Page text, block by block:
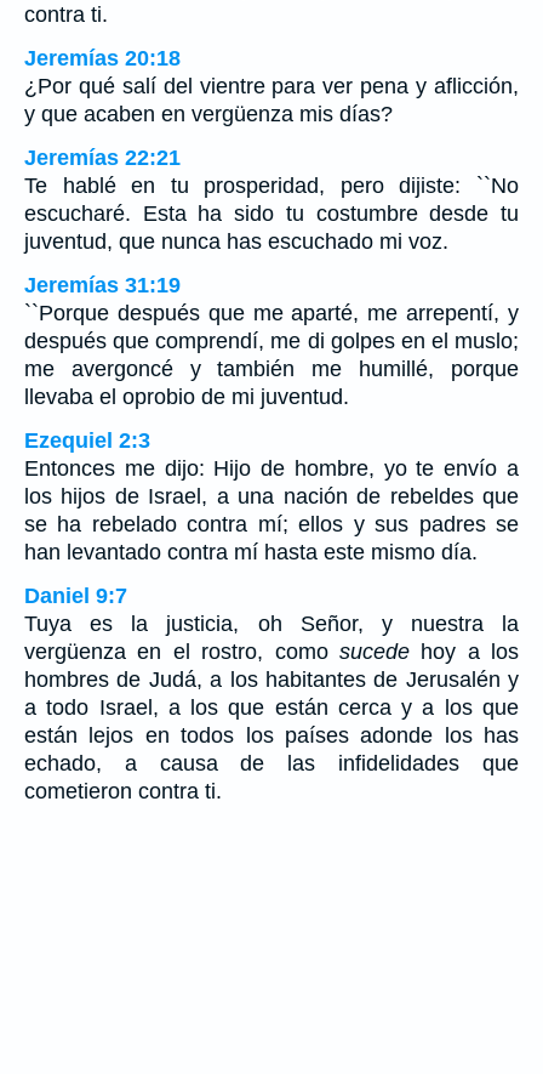
contra ti.
Jeremías 20:18
¿Por qué salí del vientre para ver pena y aflicción,
y que acaben en vergüenza mis días?
Jeremías 22:21
Te hablé en tu prosperidad, pero dijiste: ``No
escucharé. Esta ha sido tu costumbre desde tu
juventud, que nunca has escuchado mi voz.
Jeremías 31:19
``Porque después que me aparté, me arrepentí, y
después que comprendí, me di golpes en el muslo;
me avergoncé y también me humillé, porque
llevaba el oprobio de mi juventud.
Ezequiel 2:3
Entonces me dijo: Hijo de hombre, yo te envío a
los hijos de Israel, a una nación de rebeldes que
se ha rebelado contra mí; ellos y sus padres se
han levantado contra mí hasta este mismo día.
Daniel 9:7
Tuya es la justicia, oh Señor, y nuestra la
vergüenza en el rostro, como sucedehoy a los
hombres de Judá, a los habitantes de Jerusalén y
a todo Israel, a los que están cerca y a los que
están lejos en todos los países adonde los has
echado, a causa de las infidelidades que
cometieron contra ti.